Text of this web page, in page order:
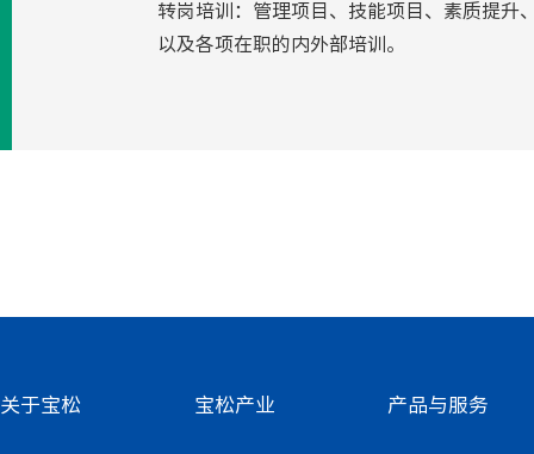
转岗培训：管理项目、技能项目、素质提升
以及各项在职的内外部培训。
关于宝松 宝松产业 产品与服务